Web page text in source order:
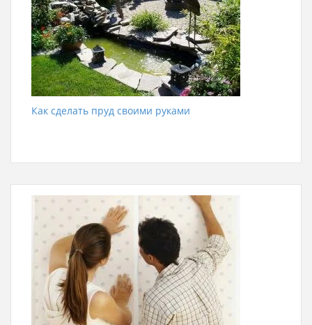
Как сделать пруд своими руками